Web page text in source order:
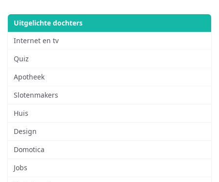
Uitgelichte dochters
Internet en tv
Quiz
Apotheek
Slotenmakers
Huis
Design
Domotica
Jobs